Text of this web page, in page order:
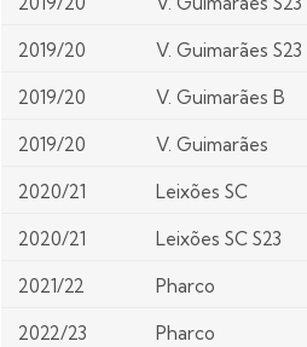
2019/20 V. Guimarães S23
2019/20 V. Guimarães B
2019/20 V. Guimarães
2020/21 Leixões SC
2020/21 Leixões SC S23
2021/22 Pharco
2022/23 Pharco